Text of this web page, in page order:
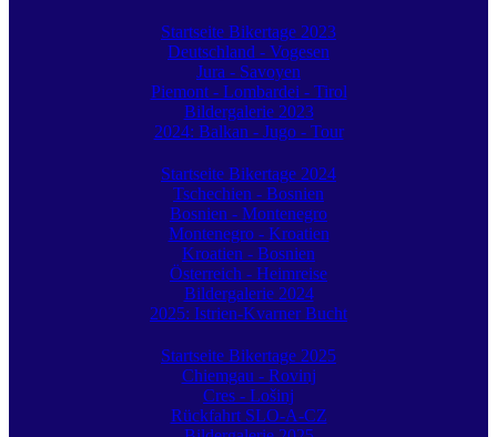
Startseite Bikertage 2023
Deutschland - Vogesen
Jura - Savoyen
Piemont - Lombardei - Tirol
Bildergalerie 2023
2024: Balkan - Jugo - Tour
Startseite Bikertage 2024
Tschechien - Bosnien
Bosnien - Montenegro
Montenegro - Kroatien
Kroatien - Bosnien
Österreich - Heimreise
Bildergalerie 2024
2025: Istrien-Kvarner Bucht
Startseite Bikertage 2025
Chiemgau - Rovinj
Cres - Lošinj
Rückfahrt SLO-A-CZ